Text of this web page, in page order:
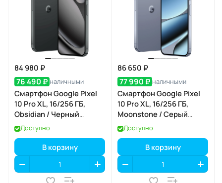
84 980 ₽
76 490 ₽ наличными
Смартфон Google Pixel
10 Pro XL, 16/256 ГБ,
Obsidian / Черный
Обсидиан
Доступно
В корзину
86 650 ₽
77 990 ₽ наличными
Смартфон Google Pixel
10 Pro XL, 16/256 ГБ,
Moonstone / Серый
Лунный Камень
Доступно
В корзину